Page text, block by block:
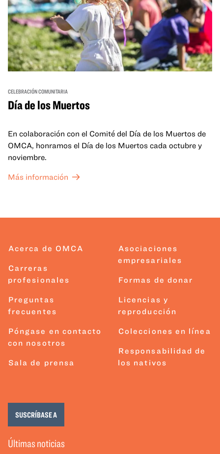
CELEBRACIÓN COMUNITARIA
Día de los Muertos
En colaboración con el Comité del Día de los Muertos de
OMCA, honramos el Día de los Muertos cada octubre y
noviembre.
Más información
Acerca de OMCA
Carreras
profesionales
Preguntas
frecuentes
Póngase en contacto
con nosotros
Sala de prensa
Asociaciones
empresariales
Formas de donar
Licencias y
reproducción
Colecciones en línea
Responsabilidad de
los nativos
Últimas noticias
SUSCRÍBASE A